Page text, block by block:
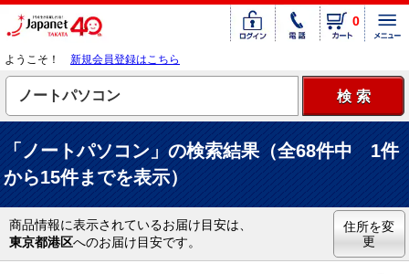
0
ようこそ！ 新規会員登録はこちら
「ノートパソコン」の検索結果（全68件中 1件
から15件までを表示）
商品情報に表示されているお届け目安は、
東京都港区へのお届け目安です。
住所を変
更